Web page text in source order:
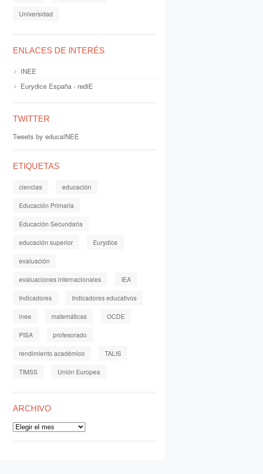
Universidad
ENLACES DE INTERÉS
INEE
Eurydice España - rediE
TWITTER
Tweets by educaINEE
ETIQUETAS
ciencias educación
Educación Primaria
Educación Secundaria
educación superior Eurydice
evaluación
evaluaciones internacionales IEA
Indicadores Indicadores educativos
inee matemáticas OCDE
PISA profesorado
rendimiento académico TALIS
TIMSS Unión Europea
ARCHIVO
Archivo